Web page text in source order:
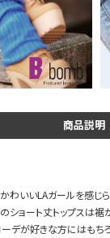
商品説明
いいLAガールを感じら
ショート丈トップスは
ーデが好きな方にはも